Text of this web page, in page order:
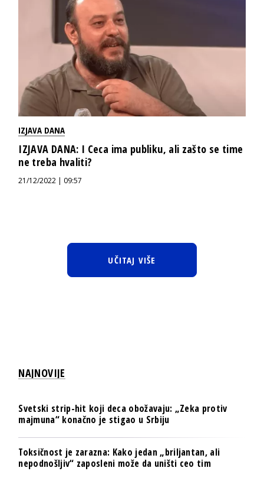
IZJAVA DANA
IZJAVA DANA: I Ceca ima publiku, ali zašto se time
ne treba hvaliti?
21/12/2022 | 09:57
UČITAJ VIŠE
NAJNOVIJE
Svetski strip-hit koji deca obožavaju: „Zeka protiv
majmuna“ konačno je stigao u Srbiju
Toksičnost je zarazna: Kako jedan „briljantan, ali
nepodnošljiv“ zaposleni može da uništi ceo tim